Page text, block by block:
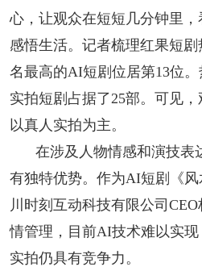
心，让观众在短短几分钟里，
感悟生活。记者梳理红果短
名最高的AI短剧位居第13位
实拍短剧占据了25部。可见
以真人实拍为主。
在涉及人物情感和演技表
有独特优势。作为AI短剧《
川时刻互动科技有限公司
情管理，目前AI技术难以实
实拍仍具有竞争力。